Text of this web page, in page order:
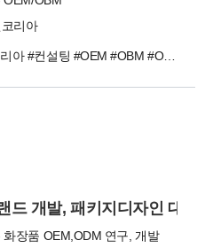
리아
#미셀코리아 #컨설팅 #OEM #OBM #ODM
드 개발, 패키지디자인 대행
화장품 OEM,ODM 연구, 개발